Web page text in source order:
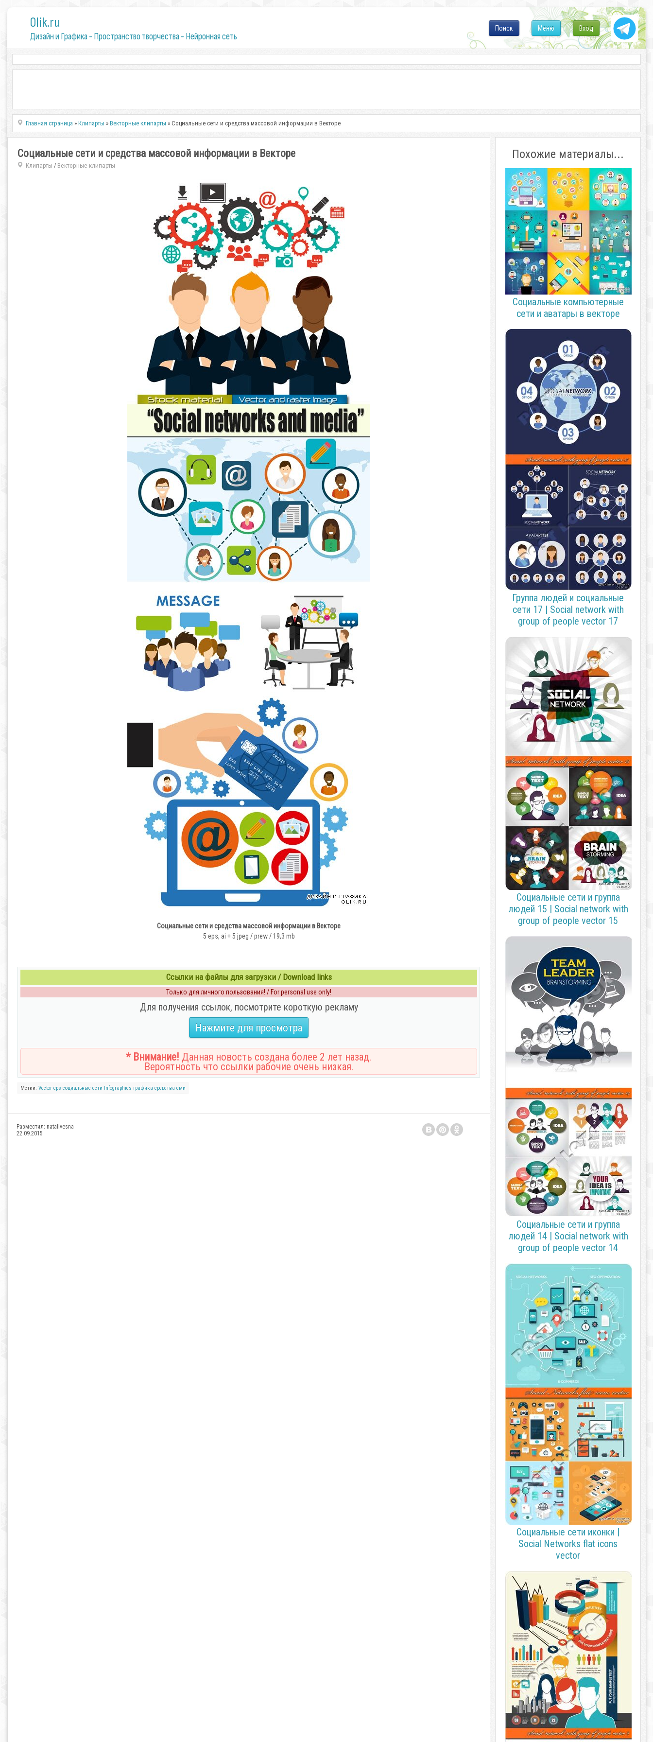
0lik.ru
Дизайн и Графика - Пространство творчества - Нейронная сеть
Вход
Меню
Поиск
Главная страница »Клипарты »Векторные клипарты » Социальные сети и средства массовой информации в Векторе
Социальные сети и средства массовой информации в Векторе
Клипарты / Векторные клипарты
Социальные сети и средства массовой информации в Векторе
5 eps, ai + 5 jpeg / prew / 19,3 mb
Ссылки на файлы для загрузки / Download links
Только для личного пользования! / For personal use only!
Для получения ссылок, посмотрите короткую рекламу
Нажмите для просмотра
* Внимание! Данная новость создана более 2 лет назад.
Вероятность что ссылки рабочие очень низкая.
Метки: Vector eps социальные сети Infographics графика средства сми
Разместил: natalivesna
22.09.2015
Похожие материалы...
Социальные компьютерные
сети и аватары в векторе
Группа людей и социальные
сети 17 | Social network with
group of people vector 17
Социальные сети и группа
людей 15 | Social network with
group of people vector 15
Социальные сети и группа
людей 14 | Social network with
group of people vector 14
Социальные сети иконки |
Social Networks flat icons
vector